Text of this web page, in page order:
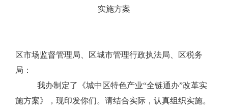
实施方案
区市场监督管理局、区城市管理行政执法局、区税务
局 ：
我办制定了《城中区特色产业“全链通办”改革实
施方案》，现印发你们。请结合实际，认真组织实施。